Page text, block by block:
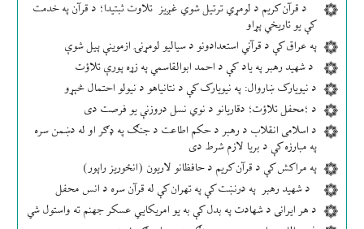
د قرآن کریم د لومړي ترتیل شوي غږیز تلاوت ثبتیدا؛ د قرآن په خدمت
کې یو تاریخي پړاو
په عراق کې د قرآني استعدادونو د سیالیو لومړنۍ ازموینې پیل شوې
د شهید رهبر په یاد کې د احمد ابوالقاسمي په زړه پورې تلاؤت
د نیویارک ښاروال: په نیویارک کې د نتانیاهو د نیولو احتمال څېړو
د ؛محفل تلاؤت؛ دقاریانو د نوي نسل دروزنې یو فرصت دی
د اسلامی انقلاب د رهبر د حکم اطاعت د جنګ په ډګر او له دښمن سره
په مبارزه کې د بریا لازم شرط دی
په مراکش کې د قرآن کریم د حافظانو لاریون (انځوریز راپور)
د شهید رهبر په درنښت کې په تهران کې له قرآن سره د انس محفل
د هر ایرانی د شهادت په بدل کې به یو امریکایي عسکر جهنم ته واستول شي